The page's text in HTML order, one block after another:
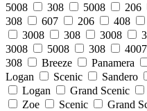
5008
308 5008 206
308
607 206 408
3008
308 3008
3008
5008 308 4007
308
Breeze Panamera
Logan
Scenic Sandero
Logan
Grand Scenic
Zoe
Scenic Grand